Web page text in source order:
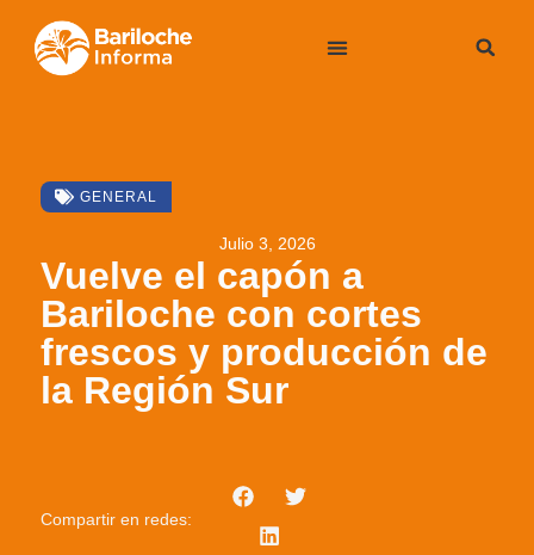
GENERAL
Julio 3, 2026
Vuelve el capón a
Bariloche con cortes
frescos y producción de
la Región Sur
Compartir en redes: